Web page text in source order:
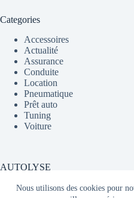
Nous utilisons des cookies pour
Categories
Accessoires
Actualité
Assurance
Conduite
Location
Pneumatique
Prêt auto
Tuning
Voiture
AUTOLYSE